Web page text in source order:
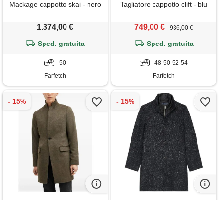
Mackage cappotto skai - nero
1.374,00 €
Sped. gratuita
50
Farfetch
Tagliatore cappotto clift - blu
749,00 € 936,00 €
Sped. gratuita
48-50-52-54
Farfetch